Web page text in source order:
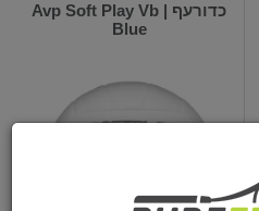
כדורעף | Avp Soft Play Vb
Blue